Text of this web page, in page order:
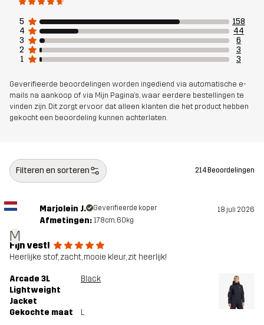
Artikelnummer 10849_2006
5
158
4
44
3
6
2
3
1
3
Geverifieerde beoordelingen worden ingediend via automatische e-
mails na aankoop of via Mijn Pagina's, waar eerdere bestellingen te
vinden zijn. Dit zorgt ervoor dat alleen klanten die het product hebben
gekocht een beoordeling kunnen achterlaten.
Filteren en sorteren 214 Beoordelingen
M
Marjolein J. Geverifieerde koper 18 juli 2026
Afmetingen: 178cm, 60kg
Fijn vest!
Heerlijke stof, zacht, mooie kleur, zit heerlijk!
Arcade 3L
Lightweight
Jacket
Black
Gekochte maat L